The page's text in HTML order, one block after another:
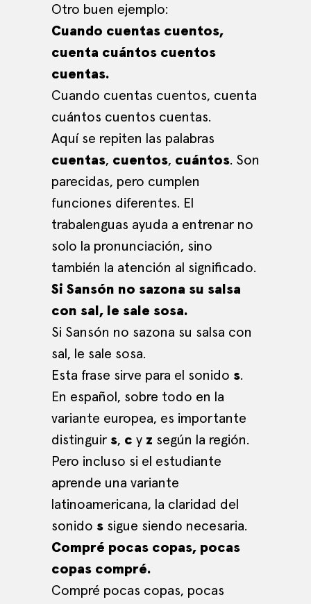
Otro buen ejemplo:
Cuando cuentas cuentos,
cuenta cuántos cuentos
cuentas.
Cuando cuentas cuentos, cuenta
cuántos cuentos cuentas.
Aquí se repiten las palabras
cuentas, cuentos, cuántos. Son
parecidas, pero cumplen
funciones diferentes. El
trabalenguas ayuda a entrenar no
solo la pronunciación, sino
también la atención al significado.
Si Sansón no sazona su salsa
con sal, le sale sosa.
Si Sansón no sazona su salsa con
sal, le sale sosa.
Esta frase sirve para el sonido s.
En español, sobre todo en la
variante europea, es importante
distinguir s, c y z según la región.
Pero incluso si el estudiante
aprende una variante
latinoamericana, la claridad del
sonido s sigue siendo necesaria.
Compré pocas copas, pocas
copas compré.
Compré pocas copas, pocas